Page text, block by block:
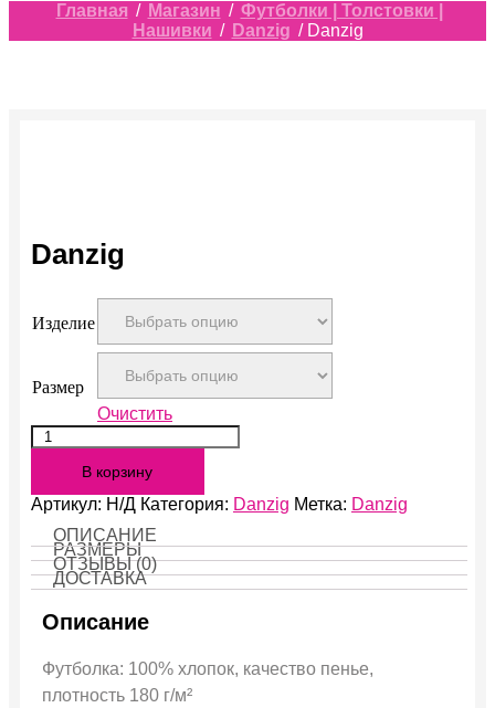
Главная / Магазин / Футболки | Толстовки |
Нашивки / Danzig / Danzig
Danzig
Изделие
Размер
Очистить
Количество
Danzig
В корзину
Артикул: Н/Д Категория: Danzig Метка: Danzig
ОПИСАНИЕ
РАЗМЕРЫ
ОТЗЫВЫ (0)
ДОСТАВКА
Описание
Футболка: 100% хлопок, качество пенье,
плотность 180 г/м²